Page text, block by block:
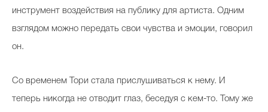
инструмент воздействия на публику для артиста. Одним
взглядом можно передать свои чувства и эмоции, говорил
он.
Со временем Тори стала прислушиваться к нему. И
теперь никогда не отводит глаз, беседуя с кем-то. Тому же